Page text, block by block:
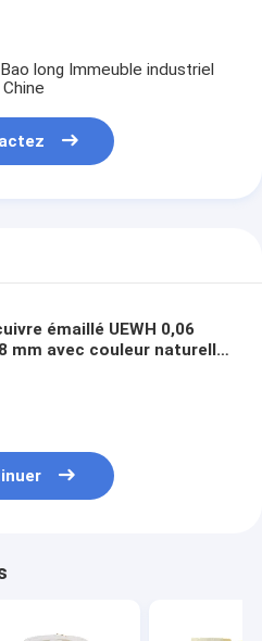
long Immeuble industriel
émaillé UEWH 0,06
mm avec couleur naturelle